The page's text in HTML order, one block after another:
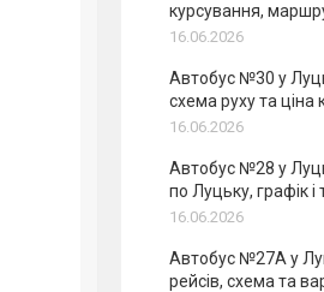
курсування,
16.06.2026
Автобус №30 у
схема руху та ціна
16.06.2026
Автобус №28 у
по Луцьку, графік і
16.06.2026
Автобус №27А у
рейсів, схема та